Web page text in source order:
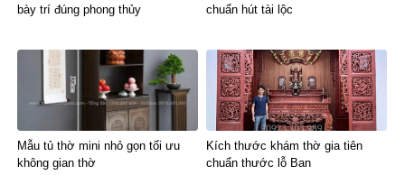
bày trí đúng phong thủy
chuẩn hút tài lộc
Mẫu tủ thờ mini nhỏ gọn tối ưu
không gian thờ
Kích thước khám thờ gia tiên
chuẩn thước lỗ Ban